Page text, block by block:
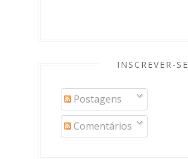
INSCREVER-SE
Postagens
Comentários